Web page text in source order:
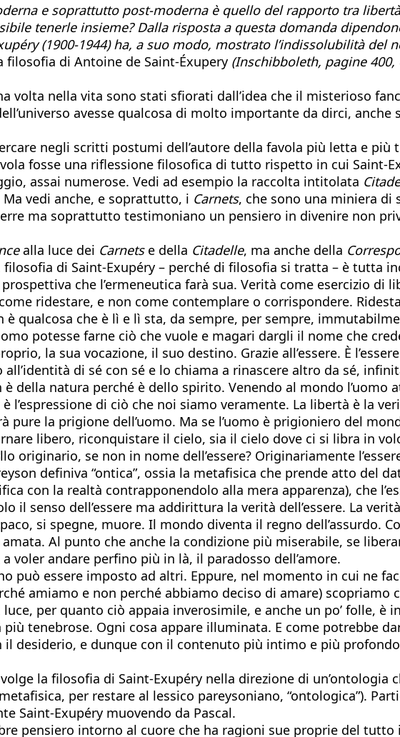
e soprattutto post-moderna è quello del rapporto tra
tenerle insieme? Dalla risposta a questa domanda
(1900-1944) ha, a suo modo, mostrato l’indissolubilità del
filosofia di Antoine de Saint-Éxupery (Inschibboleth, pagine
volta nella vita sono stati sfiorati dall’idea che il misterioso
avesse qualcosa di molto importante da dirci,
negli scritti postumi dell’autore della favola più letta e
fosse una riflessione filosofica di tutto rispetto in cui Saint-
assai numerose. Vedi ad esempio la raccolta intitolata
vedi anche, e soprattutto, i Carnets, che sono una miniera di
ma soprattutto testimoniano un pensiero in divenire non
alla luce dei Carnetse della Citadelle, ma anche della
di Saint-Exupéry – perché di filosofia si tratta – è tutta
che l’ermeneutica farà sua. Verità come esercizio di
ridestare, e non come contemplare o corrispondere.
è qualcosa che è lì e lì sta, da sempre, per sempre,
potesse farne ciò che vuole e magari dargli il nome che
la sua vocazione, il suo destino. Grazie all’essere. È
all’identità di sé con sé e lo chiama a rinascere altro da sé,
è della natura perché è dello spirito. Venendo al mondo
di ciò che noi siamo veramente. La libertà è la
pure la prigione dell’uomo. Ma se l’uomo è prigioniero del
libero, riconquistare il cielo, sia il cielo dove ci si libra in
originario, se non in nome dell’essere? Originariamente
definiva “ontica”, ossia la metafisica che prende atto del
con la realtà contrapponendolo alla mera apparenza), che
il senso dell’essere ma addirittura la verità dell’essere. La
si spegne, muore. Il mondo diventa il regno dell’assurdo.
Al punto che anche la condizione più miserabile, se
voler andare perfino più in là, il paradosso dell’amore.
può essere imposto ad altri. Eppure, nel momento in cui ne
amiamo e non perché abbiamo deciso di amare) scopriamo
per quanto ciò appaia inverosimile, e anche un po’ folle, è
tenebrose. Ogni cosa appare illuminata. E come potrebbe
il desiderio, e dunque con il contenuto più intimo e più
la filosofia di Saint-Exupéry nella direzione di un’ontologia
per restare al lessico pareysoniano, “ontologica”).
Saint-Exupéry muovendo da Pascal.
pensiero intorno al cuore che ha ragioni sue proprie del